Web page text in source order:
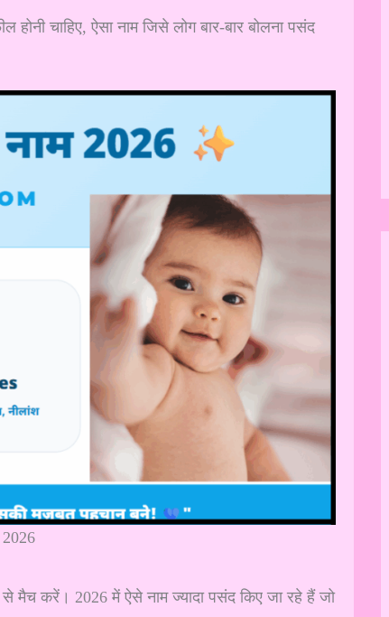
चाहिए, ऐसा नाम जिसे लोग बार-बार बोलना पसंद
मैच करें। 2026 में ऐसे नाम ज्यादा पसंद किए जा रहे हैं जो